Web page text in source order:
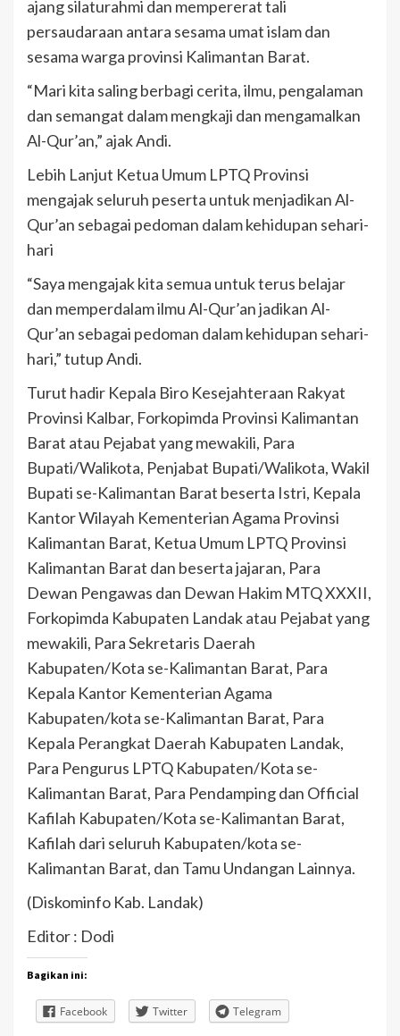
ajang silaturahmi dan mempererat tali
persaudaraan antara sesama umat islam dan
sesama warga provinsi Kalimantan Barat.
“Mari kita saling berbagi cerita, ilmu, pengalaman
dan semangat dalam mengkaji dan mengamalkan
Al-Qur’an,” ajak Andi.
Lebih Lanjut Ketua Umum LPTQ Provinsi
mengajak seluruh peserta untuk menjadikan Al-
Qur’an sebagai pedoman dalam kehidupan sehari-
hari
“Saya mengajak kita semua untuk terus belajar
dan memperdalam ilmu Al-Qur’an jadikan Al-
Qur’an sebagai pedoman dalam kehidupan sehari-
hari,” tutup Andi.
Turut hadir Kepala Biro Kesejahteraan Rakyat
Provinsi Kalbar, Forkopimda Provinsi Kalimantan
Barat atau Pejabat yang mewakili, Para
Bupati/Walikota, Penjabat Bupati/Walikota, Wakil
Bupati se-Kalimantan Barat beserta Istri, Kepala
Kantor Wilayah Kementerian Agama Provinsi
Kalimantan Barat, Ketua Umum LPTQ Provinsi
Kalimantan Barat dan beserta jajaran, Para
Dewan Pengawas dan Dewan Hakim MTQ XXXII,
Forkopimda Kabupaten Landak atau Pejabat yang
mewakili, Para Sekretaris Daerah
Kabupaten/Kota se-Kalimantan Barat, Para
Kepala Kantor Kementerian Agama
Kabupaten/kota se-Kalimantan Barat, Para
Kepala Perangkat Daerah Kabupaten Landak,
Para Pengurus LPTQ Kabupaten/Kota se-
Kalimantan Barat, Para Pendamping dan Official
Kafilah Kabupaten/Kota se-Kalimantan Barat,
Kafilah dari seluruh Kabupaten/kota se-
Kalimantan Barat, dan Tamu Undangan Lainnya.
(Diskominfo Kab. Landak)
Editor : Dodi
Bagikan ini:
Facebook Twitter Telegram